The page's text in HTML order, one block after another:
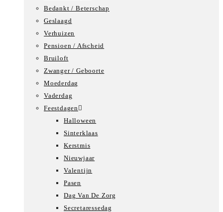
Bedankt / Beterschap
Geslaagd
Verhuizen
Pensioen / Afscheid
Bruiloft
Zwanger / Geboorte
Moederdag
Vaderdag
Feestdagen
Halloween
Sinterklaas
Kerstmis
Nieuwjaar
Valentijn
Pasen
Dag Van De Zorg
Secretaressedag